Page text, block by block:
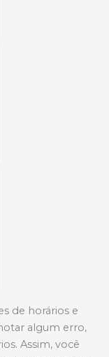
de horários e
algum erro,
Assim, você